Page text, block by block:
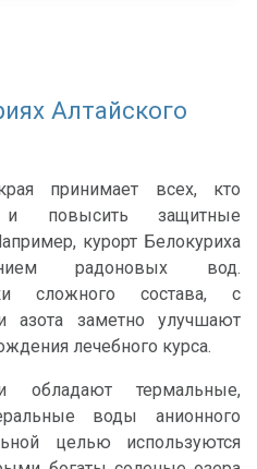
Алтайского
принимает всех, кто
и повысить защитные
курорт Белокуриха
радоновых вод.
сложного состава, с
азота заметно улучшают
лечебного курса.
обладают термальные,
воды анионного
целью используются